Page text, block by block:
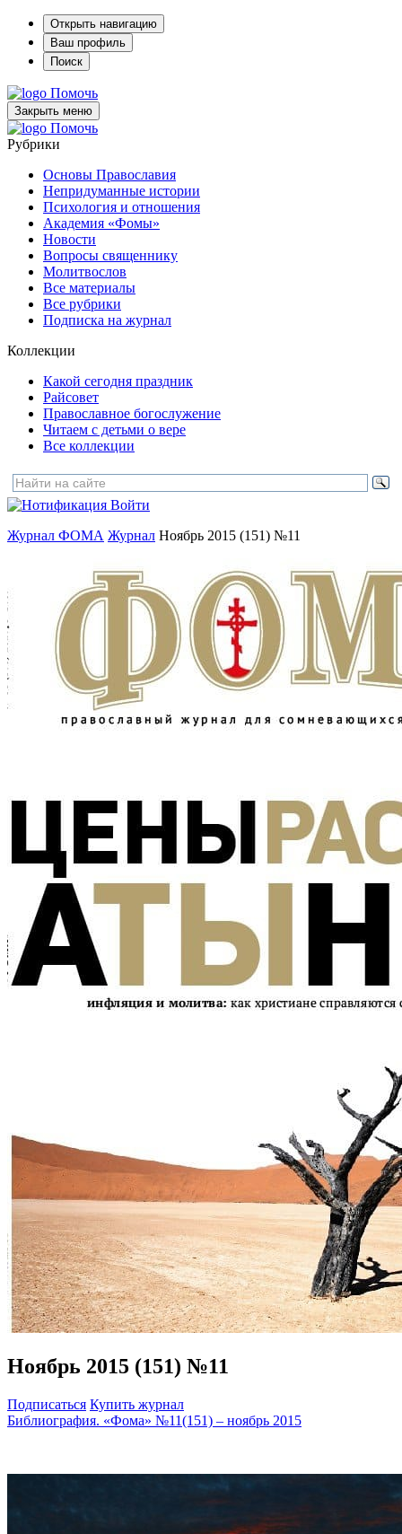
Открыть навигацию
Ваш профиль
Поиск
Помочь
Закрыть меню
Помочь
Рубрики
Основы Православия
Непридуманные истории
Психология и отношения
Академия «Фомы»
Новости
Вопросы священнику
Молитвослов
Все материалы
Все рубрики
Подписка на журнал
Коллекции
Какой сегодня праздник
Райсовет
Православное богослужение
Читаем с детьми о вере
Все коллекции
Войти
Журнал ФОМА Журнал Ноябрь 2015 (151) №11
Ноябрь 2015 (151) №11
Подписаться Купить журнал
Библиография. «Фома» №11(151) – ноябрь 2015